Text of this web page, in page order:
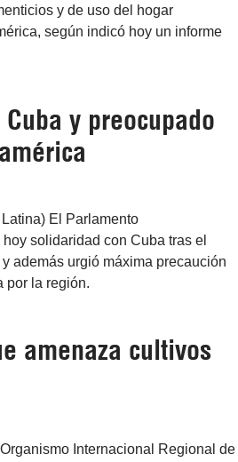
y de uso del hogar
según indicó hoy un informe
y preocupado
El Parlamento
solidaridad con Cuba tras el
además urgió máxima precaución
por la región.
amenaza cultivos
Internacional Regional de